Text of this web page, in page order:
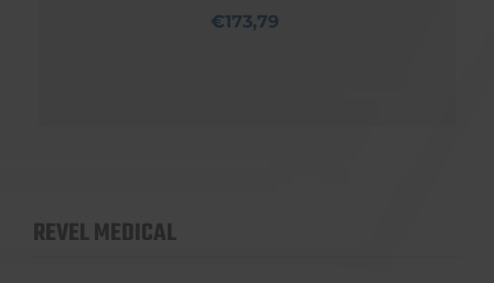
€173,79
REVEL MEDICAL